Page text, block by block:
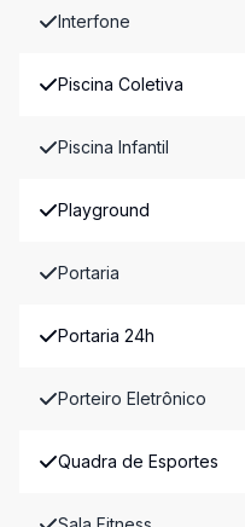
Interfone
Piscina Coletiva
Piscina Infantil
Playground
Portaria
Portaria 24h
Porteiro Eletrônico
Quadra de Esportes